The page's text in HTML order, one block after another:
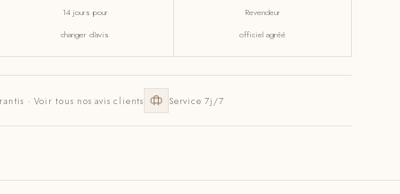
14 jours pour
changer d'avis
Revendeur
officiel agréé
· Voir tous nos avis clients Service 7j/7